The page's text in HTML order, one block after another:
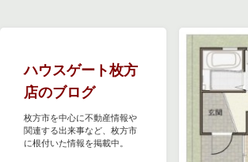
ハウスゲート枚方
店のブログ
枚方市を中心に不動産情報や
関連する出来事など、枚方市
に根付いた情報を掲載中。